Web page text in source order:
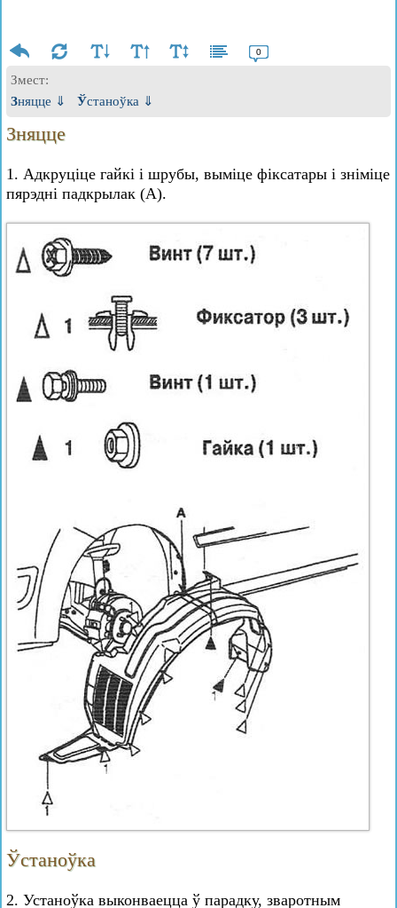
0
Змест:
Зняцце ⇓
Ўстаноўка ⇓
Зняцце
1. Адкруціце гайкі і шрубы, выміце фіксатары і зніміце
пярэдні падкрылак (А).
Ўстаноўка
2. Устаноўка выконваецца ў парадку, зваротным